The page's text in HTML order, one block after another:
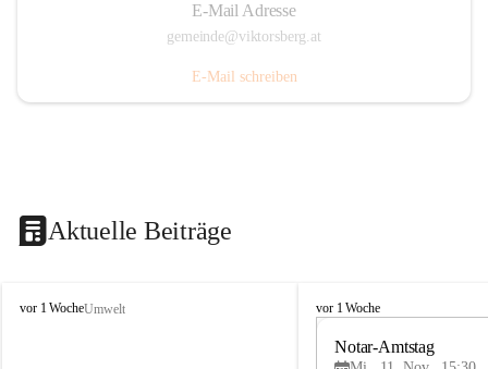
E-Mail Adresse
gemeinde@viktorsberg.at
E-Mail schreiben
Aktuelle Beiträge
V
vor 1 WocheUmwelt
V
vor 1 Woche
Notar-Amtstag